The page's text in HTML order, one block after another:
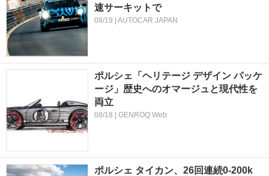
速サーキットで
08/19 | AUTOCAR JAPAN
ポルシェ「ヘリテージ デザイン パッケ
ージ」歴史へのオマージュと現代性を
両立
08/18 | GENROQ Web
ポルシェ タイカン、26回連続0-200k